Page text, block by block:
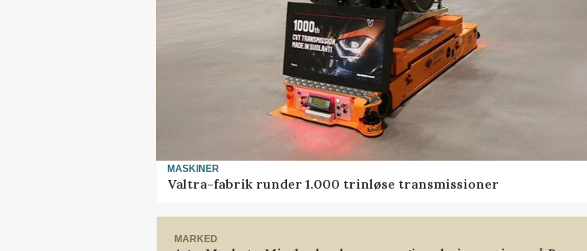
MASKINER
Valtra-fabrik runder 1.000 trinløse transmissioner
MARKED